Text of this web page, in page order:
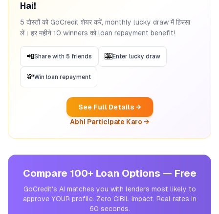
Hai!
5 दोस्तों को GoCredit शेयर करें, monthly lucky draw में हिस्सा
लें। हर महीने 10 winners को loan repayment benefit!
📲Share with 5 friends 🎰Enter lucky draw
💸Win loan repayment
See Full Details →
Abhi Participate Karo →
Compare 100+ Loan Options — Free
GoCredit's AI matches you with lenders most likely to
approve YOUR profile. Zero CIBIL impact. Real rates in
60 seconds.